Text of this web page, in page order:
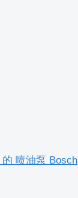
喷油泵 Bosch